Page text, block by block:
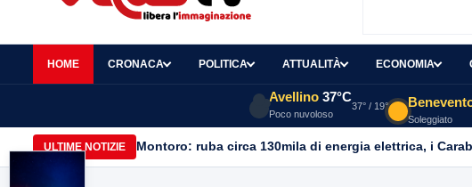
HOME CRONACA POLITICA ATTUALITÀ ECONOMIA
Avellino 37°C
Poco nuvoloso
37° / 19°
Soleggiato
ULTIME NOTIZIE Montoro: ruba circa 130mila di energia elettrica, i